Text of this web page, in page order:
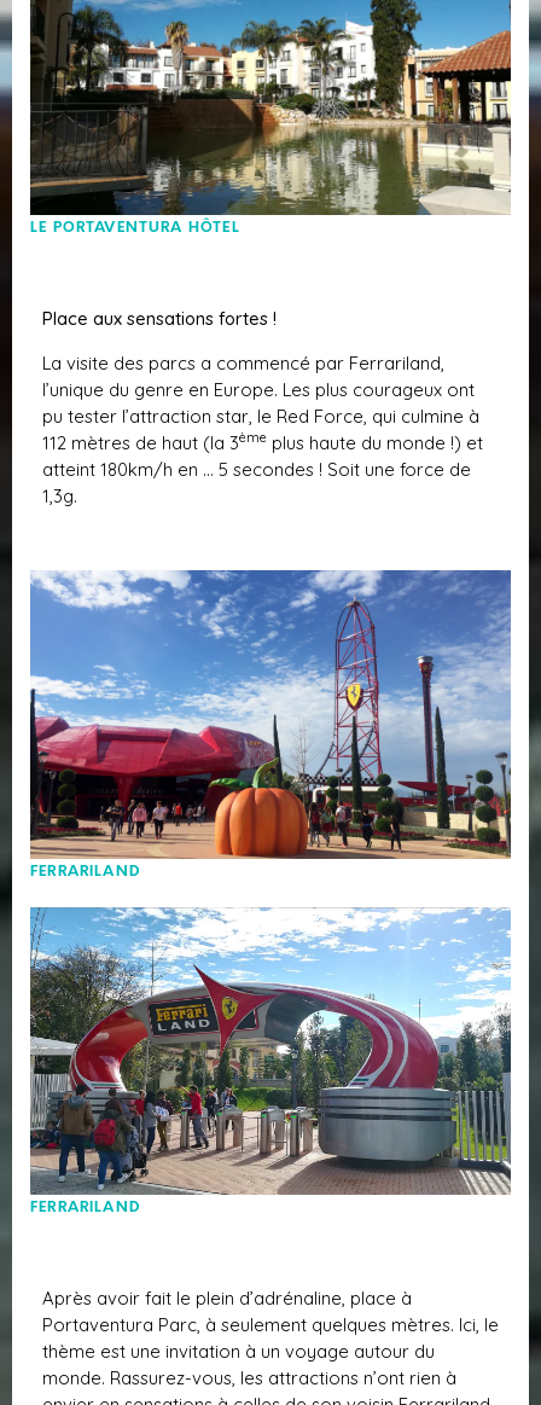
LE PORTAVENTURA HÔTEL
Place aux sensations fortes !
La visite des parcs a commencé par Ferrariland,
l’unique du genre en Europe. Les plus courageux ont
pu tester l’attraction star, le Red Force, qui culmine à
112 mètres de haut (la 3ème plus haute du monde !) et
atteint 180km/h en … 5 secondes ! Soit une force de
1,3g.
FERRARILAND
FERRARILAND
Après avoir fait le plein d’adrénaline, place à
Portaventura Parc, à seulement quelques mètres. Ici, le
thème est une invitation à un voyage autour du
monde. Rassurez-vous, les attractions n’ont rien à